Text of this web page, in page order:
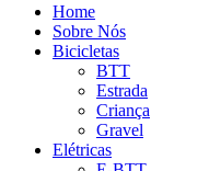
Home
Sobre Nós
Bicicletas
BTT
Estrada
Criança
Gravel
Elétricas